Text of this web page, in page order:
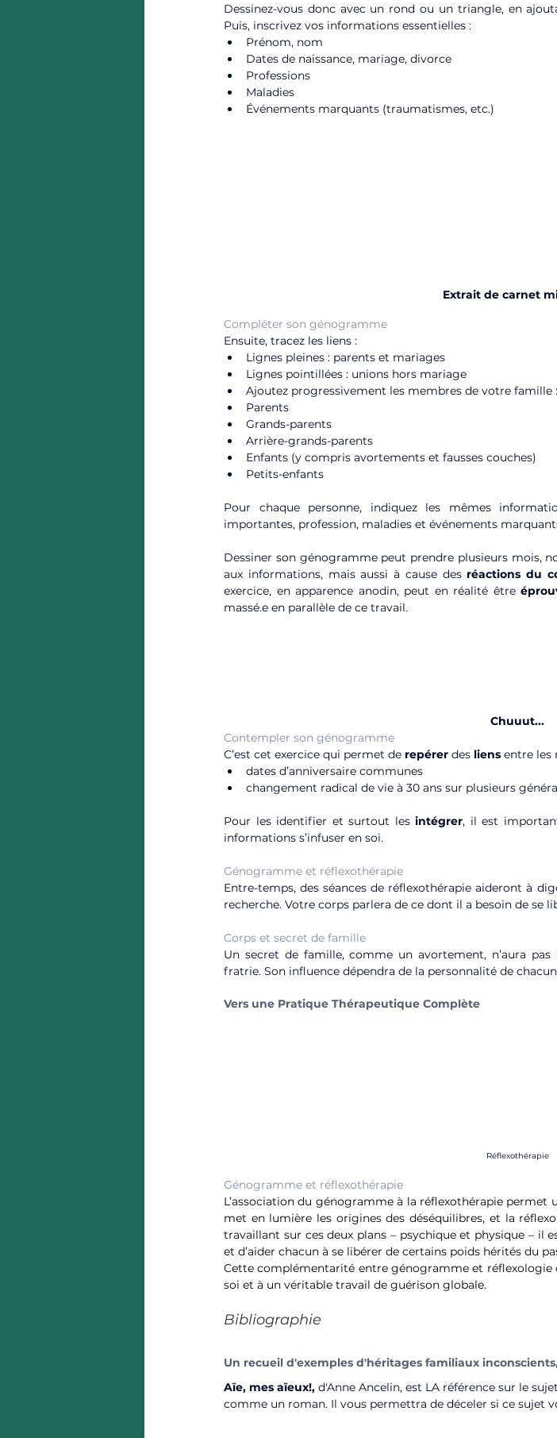
Dessinez-vous donc avec un rond ou un triangle, en
Puis, inscrivez vos informations essentielles :
Prénom, nom
Dates de naissance, mariage, divorce
Professions
Maladies
Événements marquants (traumatismes, etc.)
Extrait de carnet
Compléter son génogramme
Ensuite, tracez les liens :
Lignes pleines : parents et mariages
Lignes pointillées : unions hors mariage
Ajoutez progressivement les membres de votre famille :
Parents
Grands-parents
Arrière-grands-parents
Enfants (y compris avortements et fausses couches)
Petits-enfants
Pour chaque personne, indiquez les mêmes
importantes, profession, maladies et événements
Dessiner son génogramme peut prendre plusieurs mois,
aux informations, mais aussi à cause des réactions du
exercice, en apparence anodin, peut en réalité être
massé.e en parallèle de ce travail.
Chuuut...
Contempler son génogramme
C’est cet exercice qui permet de repérer des liens entre les
dates d’anniversaire communes
changement radical de vie à 30 ans sur plusieurs
Pour les identifier et surtout les intégrer, il est
informations s’infuser en soi.
Génogramme et réflexothérapie
Entre-temps, des séances de réflexothérapie aideront à
recherche. Votre corps parlera de ce dont il a besoin de se
Corps et secret de famille
Un secret de famille, comme un avortement, n’aura
fratrie. Son influence dépendra de la personnalité de
Vers une Pratique Thérapeutique Complète
Réflexothérapie
Génogramme et réflexothérapie
L’association du génogramme à la réflexothérapie
met en lumière les origines des déséquilibres, et la
travaillant sur ces deux plans – psychique et physique – il
et d’aider chacun à se libérer de certains poids hérités du
Cette complémentarité entre génogramme et réflexologie
soi et à un véritable travail de guérison globale.
Bibliographie
Un recueil d'exemples d'héritages familiaux
Aïe, mes aïeux!, d'Anne Ancelin, est LA référence sur le
comme un roman. Il vous permettra de déceler si ce sujet